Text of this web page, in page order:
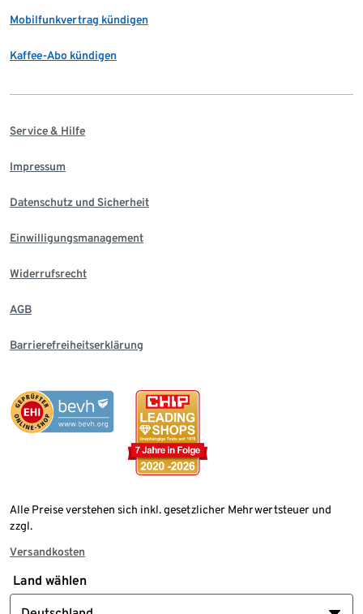
Mobilfunkvertrag kündigen
Kaffee-Abo kündigen
Service & Hilfe
Impressum
Datenschutz und Sicherheit
Einwilligungsmanagement
Widerrufsrecht
AGB
Barrierefreiheitserklärung
Alle Preise verstehen sich inkl. gesetzlicher Mehrwertsteuer und
zzgl.
Versandkosten
Land wählen